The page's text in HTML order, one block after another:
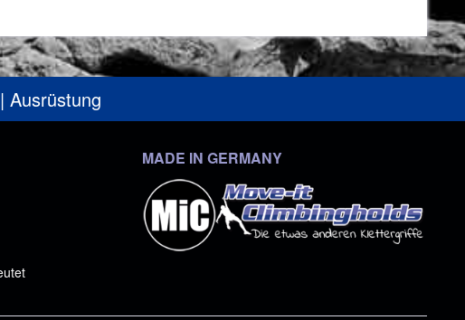
Ausrüstung
MADE IN GERMANY